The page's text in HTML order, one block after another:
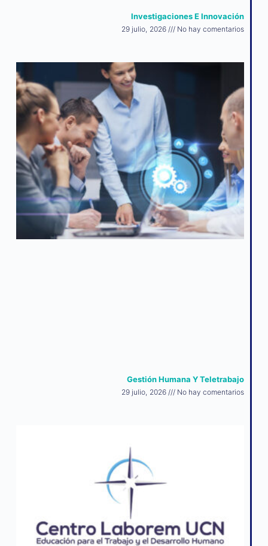
Investigaciones E Innovación
29 julio, 2026 No hay comentarios
Gestión Humana Y Teletrabajo
29 julio, 2026 No hay comentarios